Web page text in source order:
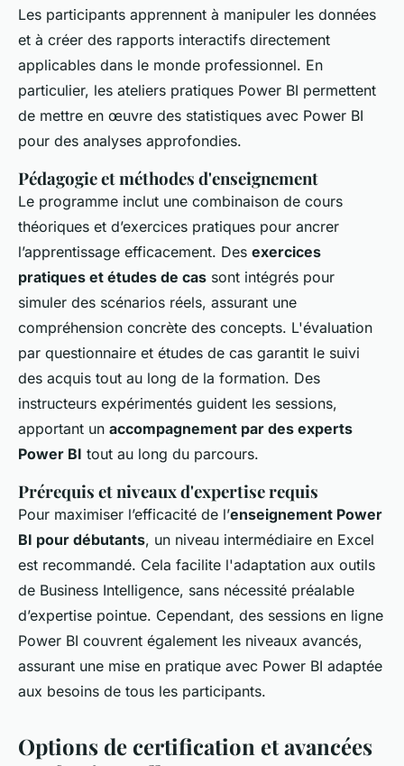
Les participants apprennent à manipuler les données
et à créer des rapports interactifs directement
applicables dans le monde professionnel. En
particulier, les ateliers pratiques Power BI permettent
de mettre en œuvre des statistiques avec Power BI
pour des analyses approfondies.
Pédagogie et méthodes d'enseignement
Le programme inclut une combinaison de cours
théoriques et d’exercices pratiques pour ancrer
l’apprentissage efficacement. Des exercices
pratiques et études de cas sont intégrés pour
simuler des scénarios réels, assurant une
compréhension concrète des concepts. L'évaluation
par questionnaire et études de cas garantit le suivi
des acquis tout au long de la formation. Des
instructeurs expérimentés guident les sessions,
apportant un accompagnement par des experts
Power BI tout au long du parcours.
Prérequis et niveaux d'expertise requis
Pour maximiser l’efficacité de l’enseignement Power
BI pour débutants, un niveau intermédiaire en Excel
est recommandé. Cela facilite l'adaptation aux outils
de Business Intelligence, sans nécessité préalable
d’expertise pointue. Cependant, des sessions en ligne
Power BI couvrent également les niveaux avancés,
assurant une mise en pratique avec Power BI adaptée
aux besoins de tous les participants.
Options de certification et avancées